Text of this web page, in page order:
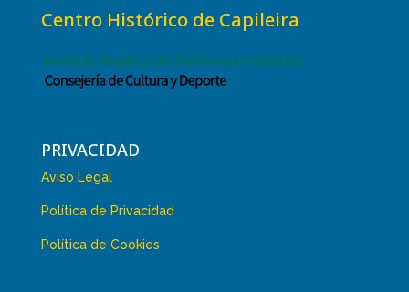
Centro Histórico de Capileira
PRIVACIDAD
Aviso Legal
Política de Privacidad
Política de Cookies